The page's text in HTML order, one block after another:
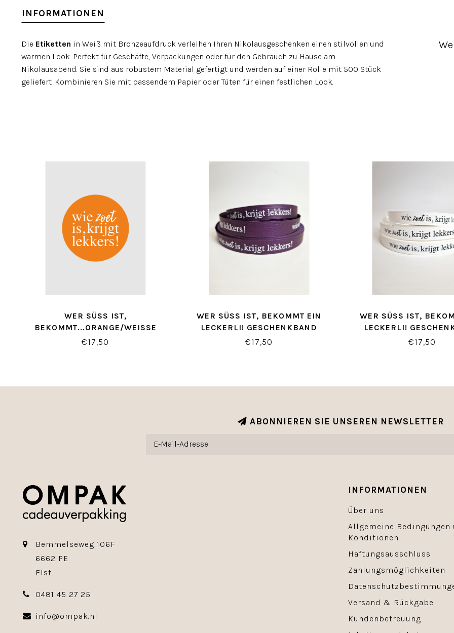
INFORMATIONEN
Die Etiketten in Weiß mit Bronzeaufdruck verleihen Ihren Nikolausgeschenken einen stilvollen und
warmen Look. Perfekt für Geschäfte, Verpackungen oder für den Gebrauch zu Hause am
Nikolausabend. Sie sind aus robustem Material gefertigt und werden auf einer Rolle mit 500 Stück
geliefert. Kombinieren Sie mit passendem Papier oder Tüten für einen festlichen Look.
WER SÜSS IST, B
EKOMMT...ORANGE/WEISSE ET
IKETTEN ( 500 STÜCK)
€17,50
WER SÜSS IST, BEKOMMT EIN L
ECKERLI! GESCHENKBAND L
ILA/WEISS
€17,50
WER SÜSS IST,
ECKERLI!
EISS/SCHWARZ
€17,50
ABONNIEREN SIE UNSEREN NEWSLETTER
Bemmelseweg 106F
6662 PE
Elst
0481 45 27 25
info@ompak.nl
INFORMATIONEN
Über uns
Allgemeine Bedingungen
Konditionen
Haftungsausschluss
Zahlungsmöglichkeiten
Versand & Rückgabe
Kundenbetreuung